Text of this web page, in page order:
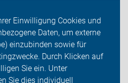
Einwilligung Cookies und
Daten, um externe
einzubinden sowie für
Durch Klicken auf
Sie ein. Unter
Sie dies individuell